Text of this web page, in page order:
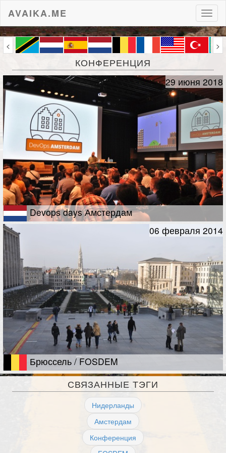
AVAIKA.ME
< >
КОНФЕРЕНЦИЯ
Devops days Амстердам
29 июня 2018
Брюссель / FOSDEM
06 февраля 2014
СВЯЗАННЫЕ ТЭГИ
Нидерланды
Амстердам
Конференция